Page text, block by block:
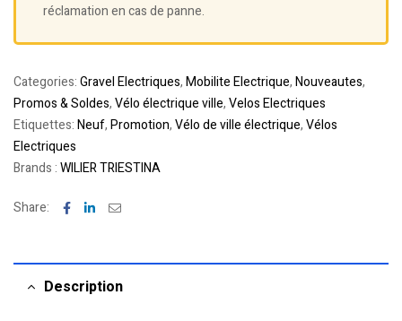
réclamation en cas de panne.
Categories:Gravel Electriques,Mobilite Electrique,Nouveautes,
Promos & Soldes,Vélo électrique ville,Velos Electriques
Etiquettes:Neuf,Promotion,Vélo de ville électrique,Vélos
Electriques
Brands :WILIER TRIESTINA
Share: Facebook
LinkedinEmail
Description